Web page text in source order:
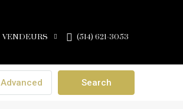
VENDEURS (514) 621-3053
Advanced Search